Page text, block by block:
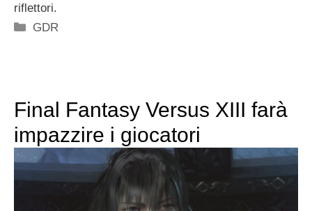
riflettori.
Categorie
GDR
Final Fantasy Versus XIII farà
impazzire i giocatori